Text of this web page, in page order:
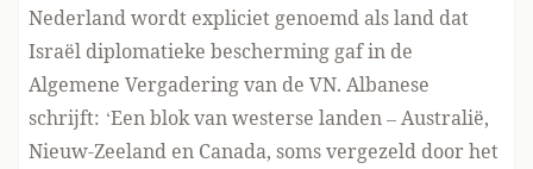
Nederland wordt expliciet genoemd als land dat
Israël diplomatieke bescherming gaf in de
Algemene Vergadering van de VN. Albanese
schrijft: ‘Een blok van westerse landen – Australië,
Nieuw-Zeeland en Canada, soms vergezeld door het